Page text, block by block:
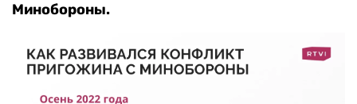
Минобороны.